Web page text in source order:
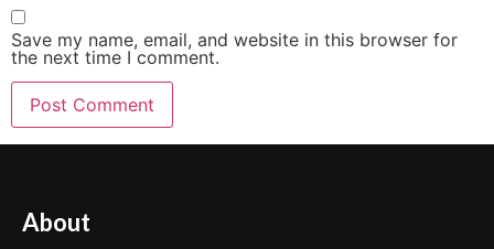
Save my name, email, and website in this browser for
the next time I comment.
About